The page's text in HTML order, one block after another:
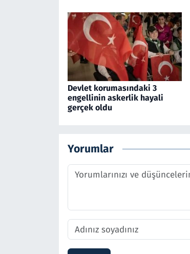
Devlet korumasındaki 3
engellinin askerlik hayali
gerçek oldu
Yorumlar